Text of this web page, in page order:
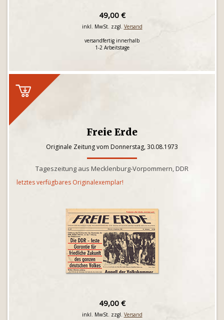
49,00 €
inkl. MwSt. zzgl. Versand
versandfertig innerhalb
1-2 Arbeitstage
Freie Erde
Originale Zeitung vom Donnerstag, 30.08.1973
Tageszeitung aus Mecklenburg-Vorpommern, DDR
letztes verfügbares Originalexemplar!
49,00 €
inkl. MwSt. zzgl. Versand